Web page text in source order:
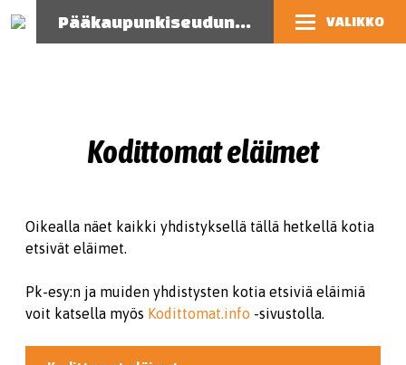
Pääkaupunkiseudun eläinsuojeluyhdistys VALIKKO
Kodittomat eläimet
Oikealla näet kaikki yhdistyksellä tällä hetkellä kotia
etsivät eläimet.
Pk-esy:n ja muiden yhdistysten kotia etsiviä eläimiä
voit katsella myös Kodittomat.info -sivustolla.